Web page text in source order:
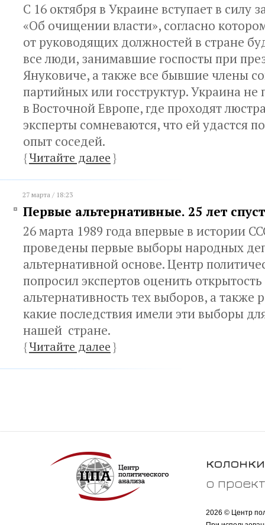
С 16 октября в Украине вступает в силу
«Об очищении власти», согласно
от руководящих должностей в стране
все люди, занимавшие госпосты при
Януковиче, а также все бывшие члены
партийных или госструктур. Украина не
в Восточной Европе, где проходят
эксперты сомневаются, что ей удастся
опыт соседей.
{Читайте далее}
27 марта / 18:23
Первые альтернативные. 25 лет
26 марта 1989 года впервые в истории
проведены первые выборы народных
альтернативной основе. Центр
попросил экспертов оценить
альтернативность тех выборов, а также
какие последствия имели эти выборы
нашей стране.
{Читайте далее}
колонки
о
2026 © Центр